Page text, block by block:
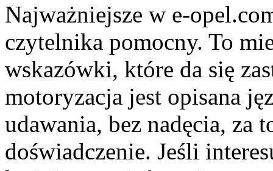
Najważniejsze w e-
czytelnika pomocny. To
wskazówki, które da się
motoryzacja jest opisana
udawania, bez nadęcia, za
doświadczenie. Jeśli